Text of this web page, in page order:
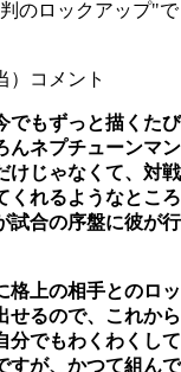
のロックアップ"で
）コメント
でもずっと描くたび
んネプチューンマン
けじゃなくて、対戦
くれるようなところ
試合の序盤に彼が行
格上の相手とのロッ
せるので、これから
分でもわくわくして
すが、かつて組んで